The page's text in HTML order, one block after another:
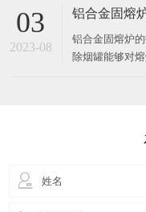
分为以下几种
主要应用于汽
天零部件等领
03
2023-08
铝合金固熔
铝合金固熔炉
除烟罐能够对
害，提高铝合